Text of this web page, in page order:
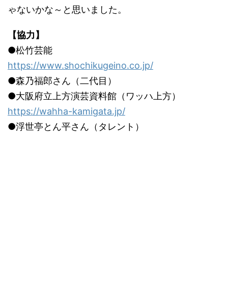
ゃないかな～と思いました。
【協力】
●松竹芸能
https://www.shochikugeino.co.jp/
●森乃福郎さん（二代目）
●大阪府立上方演芸資料館（ワッハ上方）
https://wahha-kamigata.jp/
●浮世亭とん平さん（タレント）